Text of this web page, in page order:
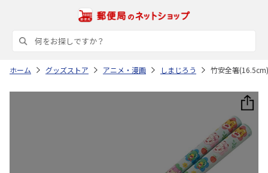
ホーム グッズストア アニメ・漫画 しまじろう 竹安全箸